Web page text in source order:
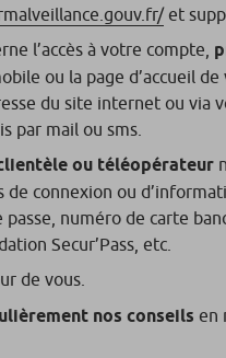
et
l’accès à votre compte,
ou la page d’accueil
du site internet ou via
par mail ou sms.
ou téléopérateur
de connexion ou
numéro de carte
Secur’Pass, etc.
de vous.
nos conseils en